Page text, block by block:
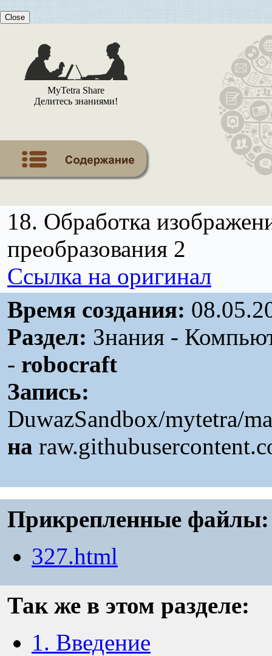
Close
MyTetra Share
Делитесь знаниями!
18. Обработка
преобразования 2
Ссылка на оригинал
Время создания:
Раздел: Знания -
- robocraft
Запись:
DuwazSandbox/mytetra/
на
Прикрепленные файлы:
327.html
Так же в этом разделе:
1. Введение